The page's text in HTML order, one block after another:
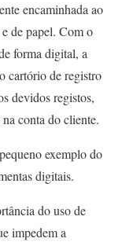
encaminhada ao
de papel. Com o
forma digital, a
cartório de registro
devidos registos,
conta do cliente.
exemplo do
digitais.
do uso de
impedem a